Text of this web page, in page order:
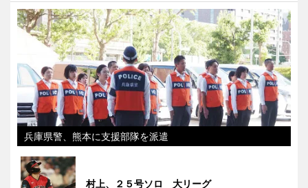
兵庫県警、熊本に支援部隊を派遣
村上、２５号ソロ 大リーグ